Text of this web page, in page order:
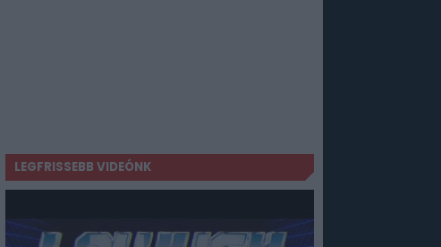
LEGFRISSEBB VIDEÓNK